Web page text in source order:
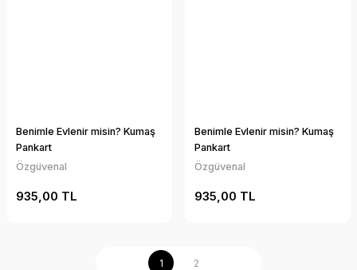
Benimle Evlenir misin? Kumaş
Pankart
Özgüvenal
935,00 TL
Benimle Evlenir misin? Kumaş
Pankart
Özgüvenal
935,00 TL
1 2